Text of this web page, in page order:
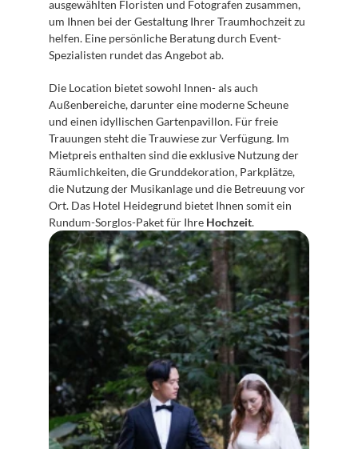
ausgewählten Floristen und Fotografen zusammen,
um Ihnen bei der Gestaltung Ihrer Traumhochzeit zu
helfen. Eine persönliche Beratung durch Event-
Spezialisten rundet das Angebot ab.
Die Location bietet sowohl Innen- als auch
Außenbereiche, darunter eine moderne Scheune
und einen idyllischen Gartenpavillon. Für freie
Trauungen steht die Trauwiese zur Verfügung. Im
Mietpreis enthalten sind die exklusive Nutzung der
Räumlichkeiten, die Grunddekoration, Parkplätze,
die Nutzung der Musikanlage und die Betreuung vor
Ort. Das Hotel Heidegrund bietet Ihnen somit ein
Rundum-Sorglos-Paket für Ihre Hochzeit.